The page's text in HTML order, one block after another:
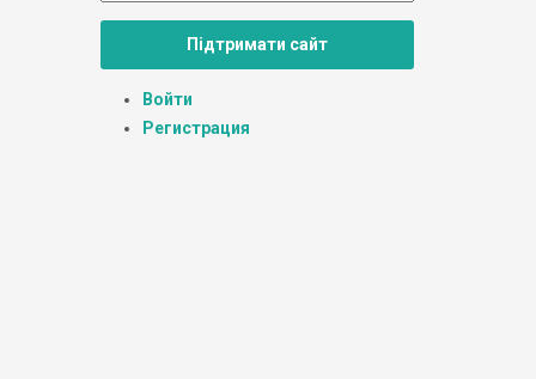
Підтримати сайт
Войти
Регистрация